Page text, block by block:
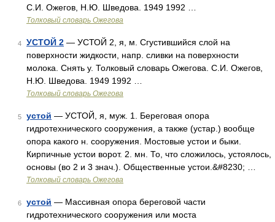
С.И. Ожегов, Н.Ю. Шведова. 1949 1992 …
Толковый словарь Ожегова
4 УСТОЙ 2 — УСТОЙ 2, я, м. Сгустившийся слой на
поверхности жидкости, напр. сливки на поверхности
молока. Снять у. Толковый словарь Ожегова. С.И. Ожегов,
Н.Ю. Шведова. 1949 1992 …
Толковый словарь Ожегова
5 устой — УСТОЙ, я, муж. 1. Береговая опора
гидротехнического сооружения, а также (устар.) вообще
опора какого н. сооружения. Мостовые устои и быки.
Кирпичные устои ворот. 2. мн. То, что сложилось, устоялось,
основы (во 2 и 3 знач.). Общественные устои.&#8230; …
Толковый словарь Ожегова
6 устой — Массивная опора береговой части
гидротехнического сооружения или моста